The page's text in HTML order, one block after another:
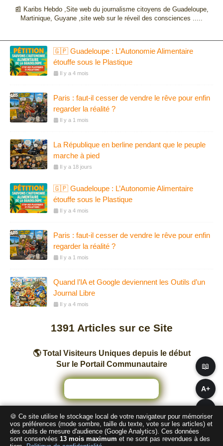
A+
📖
📰 Karibs Hebdo ,Site web du journalisme citoyens de Guadeloupe,
Martinique, Guyane ,site web sur le réveil des consciences .....
🇬🇵 Guadeloupe : L’Autonomie Alimentaire
étouffe sous le Plastique
Il y a 4 mois
Paris : faut-il cesser de vendre le rêve pour enfin
regarder la réalité ?
Il y a 1 mois
La République en berline pendant que le peuple
marche à pied
Il y a 18 jours
🇬🇵 Guadeloupe : L’Autonomie Alimentaire
étouffe sous le Plastique
Il y a 4 mois
Paris : faut-il cesser de vendre le rêve pour enfin
regarder la réalité ?
Il y a 1 mois
Quand l’IA et Google deviennent les Outils d’un
Journal Libre
Il y a 4 mois
1391 Articles sur ce Site
🌎 Total Visiteurs Uniques depuis le début
Sur le Portail Communautaire
Nombre total de pages vues sur ce Site
🍪 Ce site utilise le stockage local de votre navigateur pour mémoriser
vos préférences (mode sombre, taille du texte, vote sur les articles) et
des outils de mesure d'audience (Google Analytics). Ces données
sont conservées 13 mois maximum et ne sont pas revendues à des